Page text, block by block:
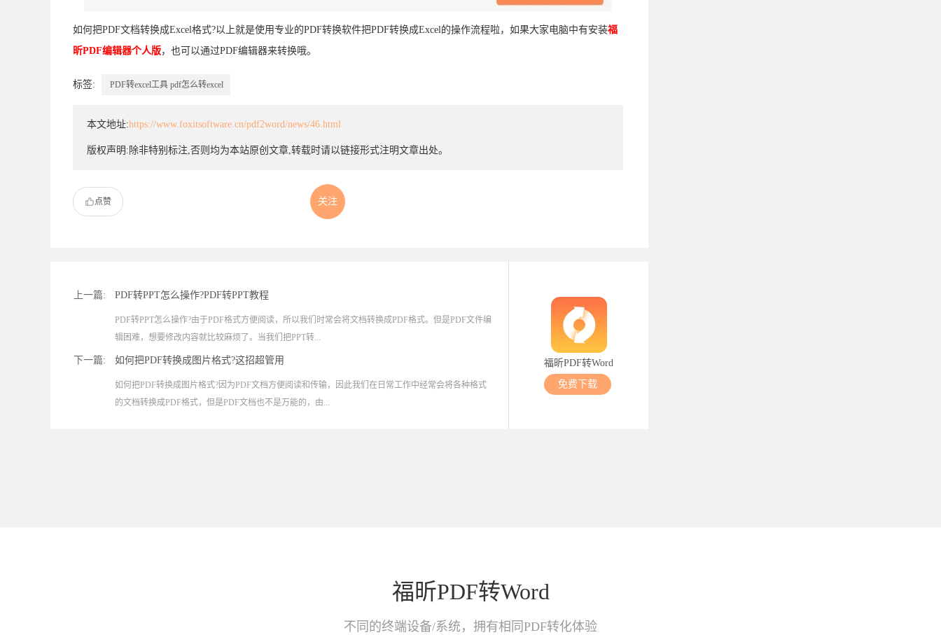
如何把PDF文档转换成Excel格式?以上就是使用专业的PDF转换软件把PDF转换成Excel的操作流程啦，如果大家电脑中有安装福
昕PDF编辑器个人版，也可以通过PDF编辑器来转换哦。
标签: PDF转excel工具 pdf怎么转excel
本文地址:https://www.foxitsoftware.cn/pdf2word/news/46.html
版权声明:除非特别标注,否则均为本站原创文章,转载时请以链接形式注明文章出处。
点赞 关注
上一篇: PDF转PPT怎么操作?PDF转PPT教程
PDF转PPT怎么操作?由于PDF格式方便阅读，所以我们时常会将文档转换成PDF格式。但是PDF文件编
辑困难，想要修改内容就比较麻烦了。当我们把PPT转...
下一篇: 如何把PDF转换成图片格式?这招超管用
如何把PDF转换成图片格式?因为PDF文档方便阅读和传输，因此我们在日常工作中经常会将各种格式
的文档转换成PDF格式，但是PDF文档也不是万能的，由...
福昕PDF转Word
免费下载
福昕PDF转Word
不同的终端设备/系统，拥有相同PDF转化体验